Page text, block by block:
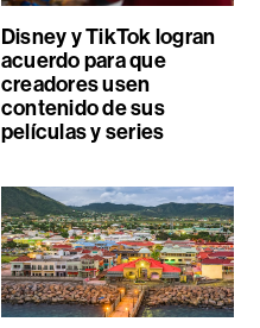
Disney y TikTok logran
acuerdo para que
creadores usen
contenido de sus
películas y series